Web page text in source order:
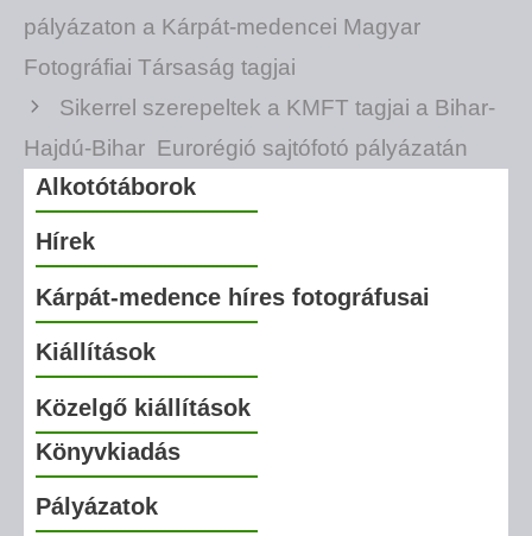
pályázaton a Kárpát-medencei Magyar
Fotográfiai Társaság tagjai
Sikerrel szerepeltek a KMFT tagjai a Bihar-
Hajdú-Bihar Eurorégió sajtófotó pályázatán
Alkotótáborok
Hírek
Kárpát-medence híres fotográfusai
Kiállítások
Közelgő kiállítások
Könyvkiadás
Pályázatok